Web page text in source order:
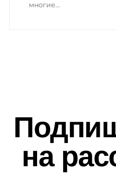
многие…
на